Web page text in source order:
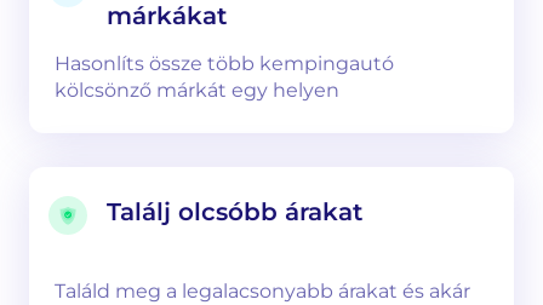
márkákat
Hasonlíts össze több kempingautó
kölcsönző márkát egy helyen
Találj olcsóbb árakat
Találd meg a legalacsonyabb árakat és akár